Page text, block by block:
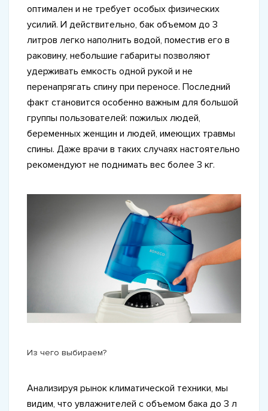
оптимален и не требует особых физических
усилий. И действительно, бак объемом до 3
литров легко наполнить водой, поместив его в
раковину, небольшие габариты позволяют
удерживать емкость одной рукой и не
перенапрягать спину при переносе. Последний
факт становится особенно важным для большой
группы пользователей: пожилых людей,
беременных женщин и людей, имеющих травмы
спины. Даже врачи в таких случаях настоятельно
рекомендуют не поднимать вес более 3 кг.
Из чего выбираем?
Анализируя рынок климатической техники, мы
видим, что увлажнителей с объемом бака до 3 л